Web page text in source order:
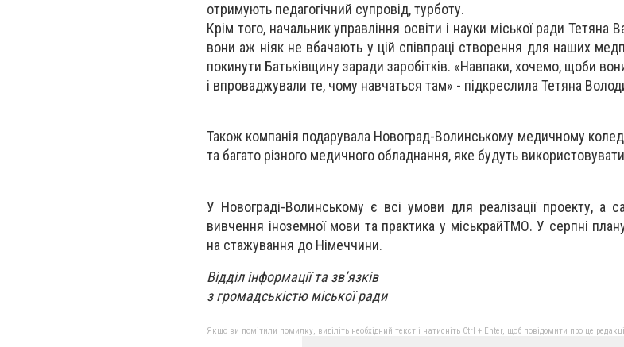
отримують педагогічний супровід, турботу.
Крім того, начальник управління освіти і науки міської ради
вони аж ніяк не вбачають у цій співпраці створення для наших
покинути Батьківщину заради заробітків. «Навпаки, хочемо, щоби
і впроваджували те, чому навчаться там» - підкреслила Тетяна
Також компанія подарувала Новоград-Волинському медичному
та багато різного медичного обладнання, яке будуть
У Новограді-Волинському є всі умови для реалізації проекту, а
вивчення іноземної мови та практика у міськрайТМО. У серпні
на стажування до Німеччини.
Відділ інформації та зв’язків
з громадськістю міської ради
Якщо ви помітили помилку, виділіть необхідний текст і натисніть Ctrl + Enter, щоб повідомити про це